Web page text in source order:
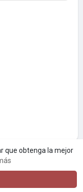
que obtenga la mejor